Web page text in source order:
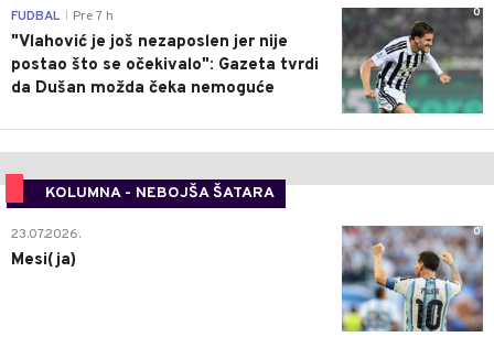
0
FUDBAL Pre 7 h
"Vlahović je još nezaposlen jer nije
postao što se očekivalo": Gazeta tvrdi
da Dušan možda čeka nemoguće
KOLUMNA - NEBOJŠA ŠATARA
0
23.07.2026.
Mesi(ja)